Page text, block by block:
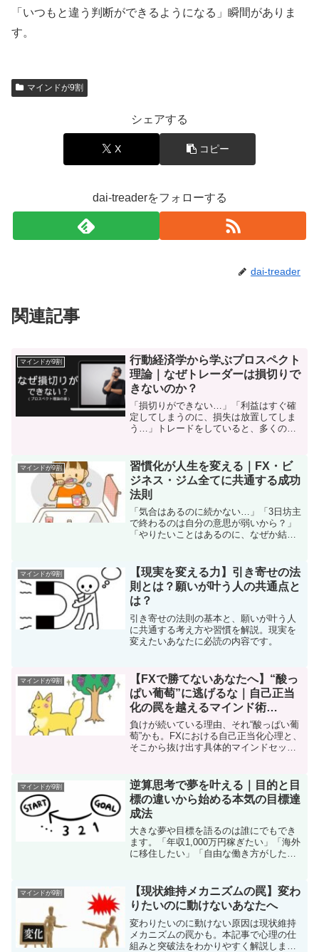
「いつもと違う判断ができるようになる」瞬間がありま
す。
マインドが9割
シェアする
X コピー
dai-treaderをフォローする
dai-treader
関連記事
マインドが9割
行動経済学から学ぶプロスペクト
理論｜なぜトレーダーは損切りで
きないのか？
「損切りができない…」「利益はすぐ確
定してしまうのに、損失は放置してしま
う…」トレードをしていると、多くの人
の脳の仕組みそのものなのです。この現
象を科学的に説明してくれ...
マインドが9割
習慣化が人生を変える｜FX・ビ
ジネス・ジム全てに共通する成功
法則
「気合はあるのに続かない…」「3日坊主
で終わるのは自分の意思が弱いから？」
「やりたいことはあるのに、なぜか結果
んな経験、ありませんか？実はこれ、才
能や根性の問題ではあり...
マインドが9割
【現実を変える力】引き寄せの法
則とは？願いが叶う人の共通点と
は？
引き寄せの法則の基本と、願いが叶う人
に共通する考え方や習慣を解説。現実を
変えたいあなたに必読の内容です。
マインドが9割
【FXで勝てないあなたへ】“酸っ
ぱい葡萄”に逃げるな｜自己正当
化の罠を越えるマインド術
【2025年最新版】
負けが続いている理由、それ“酸っぱい葡
萄”かも。FXにおける自己正当化心理と、
そこから抜け出す具体的マインドセット
マインドが9割
逆算思考で夢を叶える｜目的と目
標の違いから始める本気の目標達
成法
大きな夢や目標を語るのは誰にでもでき
ます。「年収1,000万円稼ぎたい」「海外
に移住したい」「自由な働き方がした
わずか。その差は才能や運ではなく、目
的と目標の立て方、そ...
マインドが9割
【現状維持メカニズムの罠】変わ
りたいのに動けないあなたへ
変わりたいのに動けない原因は現状維持
メカニズムの罠かも。本記事で心理の仕
組みと突破法をわかりやすく解説しま